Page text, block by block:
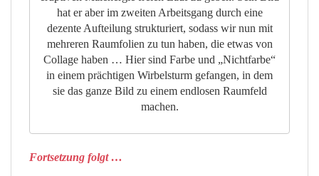
hat er aber im zweiten Arbeitsgang durch eine
dezente Aufteilung strukturiert, sodass wir nun mit
mehreren Raumfolien zu tun haben, die etwas von
Collage haben … Hier sind Farbe und „Nichtfarbe“
in einem prächtigen Wirbelsturm gefangen, in dem
sie das ganze Bild zu einem endlosen Raumfeld
machen.
Fortsetzung folgt …